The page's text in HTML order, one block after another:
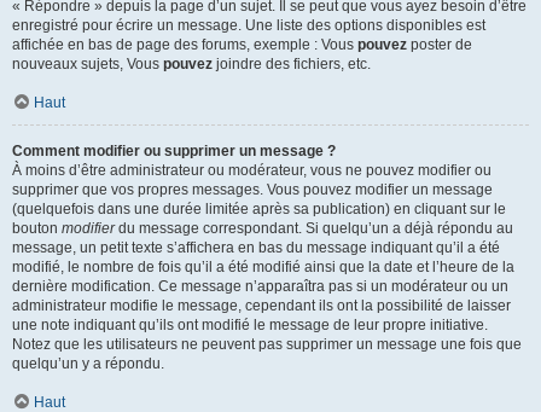
« Répondre » depuis la page d’un sujet. Il se peut que vous ayez besoin d’être
enregistré pour écrire un message. Une liste des options disponibles est
affichée en bas de page des forums, exemple : Vous pouvez poster de
nouveaux sujets, Vous pouvez joindre des fichiers, etc.
Haut
Comment modifier ou supprimer un message ?
À moins d’être administrateur ou modérateur, vous ne pouvez modifier ou
supprimer que vos propres messages. Vous pouvez modifier un message
(quelquefois dans une durée limitée après sa publication) en cliquant sur le
bouton modifierdu message correspondant. Si quelqu’un a déjà répondu au
message, un petit texte s’affichera en bas du message indiquant qu’il a été
modifié, le nombre de fois qu’il a été modifié ainsi que la date et l’heure de la
dernière modification. Ce message n’apparaîtra pas si un modérateur ou un
administrateur modifie le message, cependant ils ont la possibilité de laisser
une note indiquant qu’ils ont modifié le message de leur propre initiative.
Notez que les utilisateurs ne peuvent pas supprimer un message une fois que
quelqu’un y a répondu.
Haut